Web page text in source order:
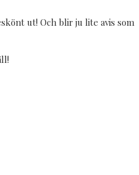
ut! Och blir ju lite avis som